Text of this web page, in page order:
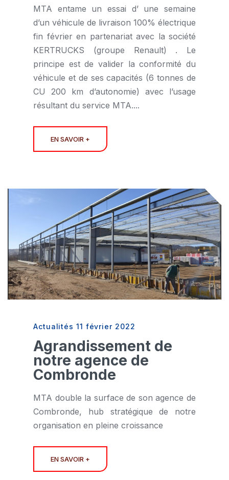
MTA entame un essai d’ une semaine
d’un véhicule de livraison 100% électrique
fin février en partenariat avec la société
KERTRUCKS (groupe Renault) . Le
principe est de valider la conformité du
véhicule et de ses capacités (6 tonnes de
CU 200 km d’autonomie) avec l’usage
résultant du service MTA....
EN SAVOIR +
Actualités 11 février 2022
Agrandissement de
notre agence de
Combronde
MTA double la surface de son agence de
Combronde, hub stratégique de notre
organisation en pleine croissance
EN SAVOIR +